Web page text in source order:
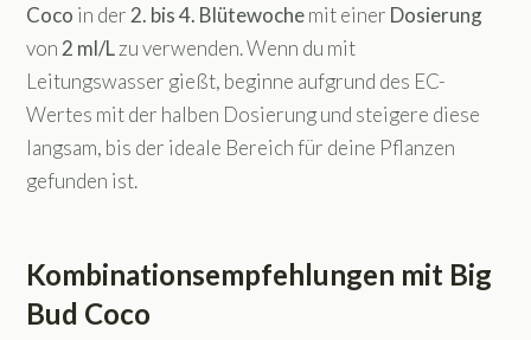
Coco in der 2. bis 4. Blütewochemit einer Dosierung
von 2 ml/Lzu verwenden. Wenn du mit
Leitungswasser gießt, beginne aufgrund des EC-
Wertes mit der halben Dosierung und steigere diese
langsam, bis der ideale Bereich für deine Pflanzen
gefunden ist.
Kombinationsempfehlungen mit Big
Bud Coco